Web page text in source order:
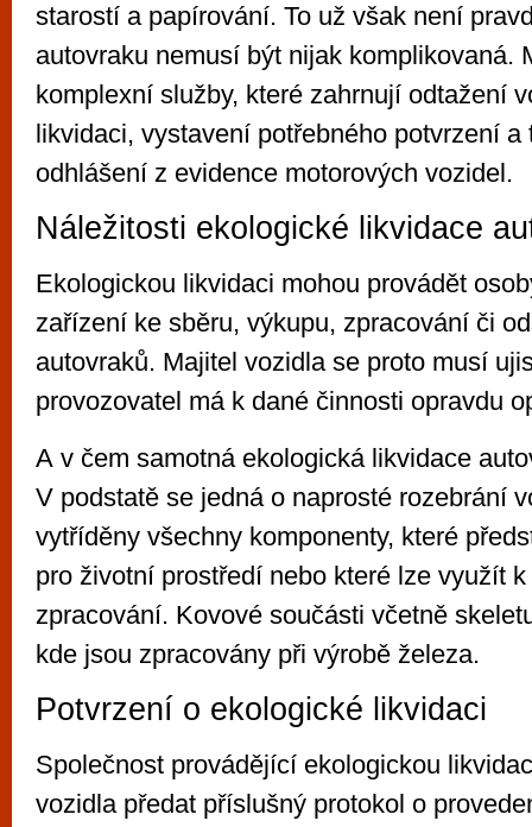
starostí a papírování. To už však není
autovraku nemusí být nijak komplikovaná.
komplexní služby, které zahrnují odtažení
likvidaci, vystavení potřebného potvrzení a
odhlášení z evidence motorových vozidel.
Náležitosti ekologické likvidace
Ekologickou likvidaci mohou provádět
zařízení ke sběru, výkupu, zpracování či
autovraků. Majitel vozidla se proto musí
provozovatel má k dané činnosti opravdu
A v čem samotná ekologická likvidace
V podstatě se jedná o naprosté rozebrání
vytříděny všechny komponenty, které
pro životní prostředí nebo které lze využít
zpracování. Kovové součásti včetně
kde jsou zpracovány při výrobě železa.
Potvrzení o ekologické likvidaci
Společnost provádějící ekologickou
vozidla předat příslušný protokol o